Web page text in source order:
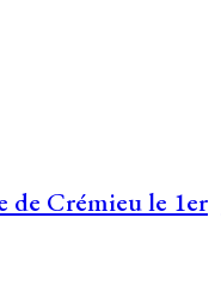
de Crémieu le 1er